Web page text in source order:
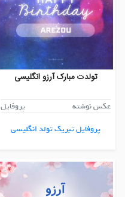
تولدت مبارک آرزو انگلیسی
عکس نوشته
پروفایل
پروفایل تبریک تولد انگلیسی